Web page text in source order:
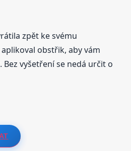
zpět ke svému
obstřik, aby vám
vyšetření se nedá určit o